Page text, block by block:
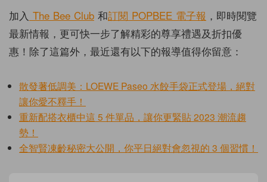
加入 The Bee Club 和訂閱 POPBEE 電子報 ，即時閱覽
最新情報，更可快一步了解精彩的尊享禮遇及折扣優
惠！除了這篇外，最近還有以下的報導值得你留意：
散發著低調美：LOEWE Paseo 水餃手袋正式登場，絕對
讓你愛不釋手！
重新配搭衣櫃中這 5 件單品，讓你更緊貼 2023 潮流趨
勢！
全智賢凍齡秘密大公開，你平日絕對會忽視的 3 個習慣！